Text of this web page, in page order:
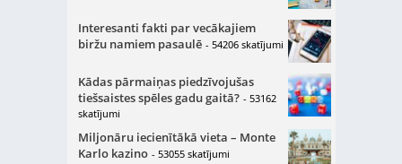
Interesanti fakti par vecākajiem
biržu namiem pasaulē - 54206 skatījumi
Kādas pārmaiņas piedzīvojušas
tiešsaistes spēles gadu gaitā? - 53162
skatījumi
Miljonāru iecienītākā vieta – Monte
Karlo kazino - 53055 skatījumi